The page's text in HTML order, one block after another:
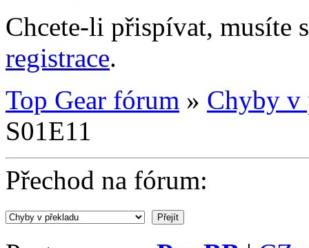
Chcete-li přispívat, musíte
registrace.
Top Gear fórum » Chyby v
S01E11
Přechod na fórum: